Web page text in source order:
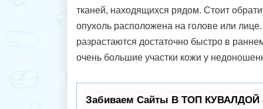
тканей, находящихся рядом. Стоит
опухоль расположена на голове или
разрастаются достаточно быстро в
очень большие участки кожи у
Забиваем Сайты В ТОП КУВАЛДОЙ